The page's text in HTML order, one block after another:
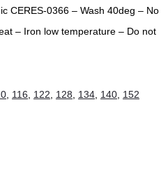
CERES-0366 – Wash 40deg – No
– Iron low temperature – Do not
, 116, 122, 128, 134, 140, 152